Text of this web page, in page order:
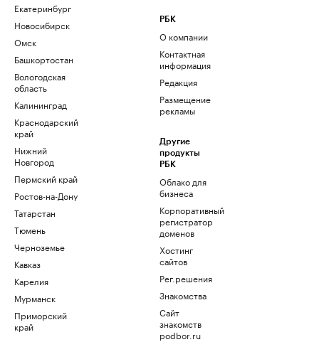
Екатеринбург
Новосибирск
Омск
Башкортостан
Вологодская
область
Калининград
Краснодарский
край
Нижний
Новгород
Пермский край
Ростов-на-Дону
Татарстан
Тюмень
Черноземье
Кавказ
Карелия
Мурманск
Приморский
край
РБК
О компании
Контактная
информация
Редакция
Размещение
рекламы
Другие
продукты
РБК
Облако для
бизнеса
Корпоративный
регистратор
доменов
Хостинг
сайтов
Рег.решения
Знакомства
Сайт
знакомств
podbor.ru